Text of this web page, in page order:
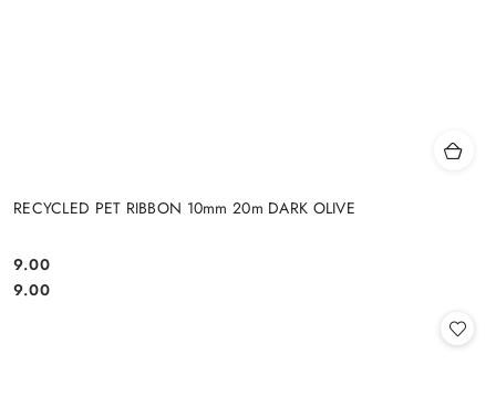
RECYCLED PET RIBBON 10mm 20m DARK OLIVE
Cena:
9.00
Cena:
9.00